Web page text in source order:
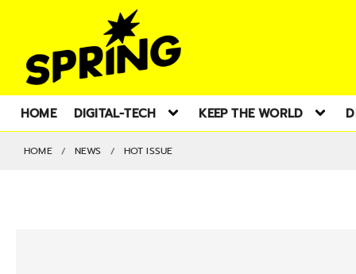
HOME DIGITAL-TECH KEEP THE WORLD
HOME NEWS HOT ISSUE